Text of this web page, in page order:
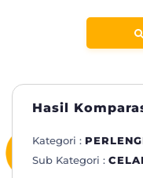
Hasil
Kategori :
Sub Kategori :